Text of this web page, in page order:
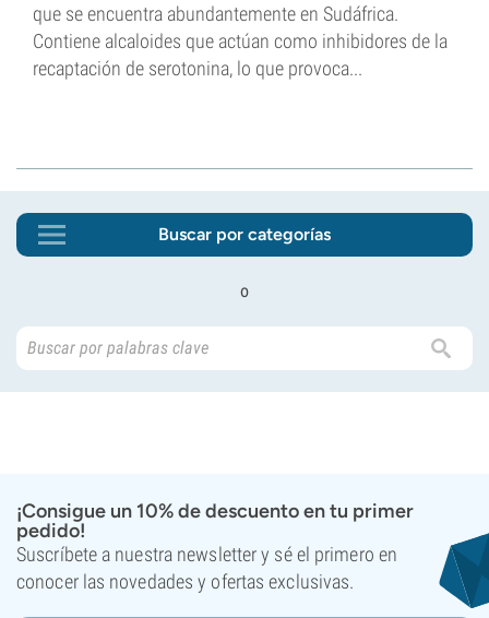
que se encuentra abundantemente en Sudáfrica.
Contiene alcaloides que actúan como inhibidores de la
recaptación de serotonina, lo que provoca...
Buscar por categorías
o
¡Consigue un 10% de descuento en tu primer
pedido!
Suscríbete a nuestra newsletter y sé el primero en
conocer las novedades y ofertas exclusivas.